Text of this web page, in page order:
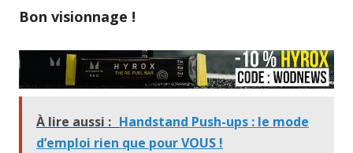
Bon visionnage !
À lire aussi : Handstand Push-ups : le mode
d’emploi rien que pour VOUS !